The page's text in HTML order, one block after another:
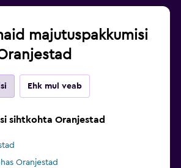
majutuspakkumisi
Ehk mul veab
sihtkohta Oranjestad
Oranjestad